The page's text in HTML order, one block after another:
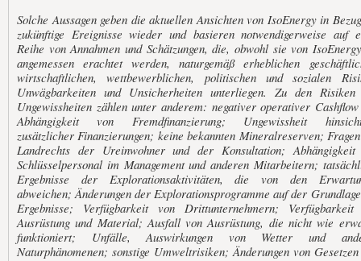
Solche Aussagen geben die aktuellen Ansichten von IsoEnergy in
zukünftige Ereignisse wieder und basieren notwendigerweise auf
Reihe von Annahmen und Schätzungen, die, obwohl sie von
angemessen erachtet werden, naturgemäß erheblichen
wirtschaftlichen, wettbewerblichen, politischen und sozialen
Unwägbarkeiten und Unsicherheiten unterliegen. Zu den Risiken
Ungewissheiten zählen unter anderem: negativer operativer
Abhängigkeit von Fremdfinanzierung; Ungewissheit
zusätzlicher Finanzierungen; keine bekannten Mineralreserven;
Landrechts der Ureinwohner und der Konsultation; Abhängigkeit
Schlüsselpersonal im Management und anderen Mitarbeitern;
Ergebnisse der Explorationsaktivitäten, die von den
abweichen; Änderungen der Explorationsprogramme auf der
Ergebnisse; Verfügbarkeit von Drittunternehmern; Verfügbarkeit
Ausrüstung und Material; Ausfall von Ausrüstung, die nicht wie
funktioniert; Unfälle, Auswirkungen von Wetter und
Naturphänomenen; sonstige Umweltrisiken; Änderungen von